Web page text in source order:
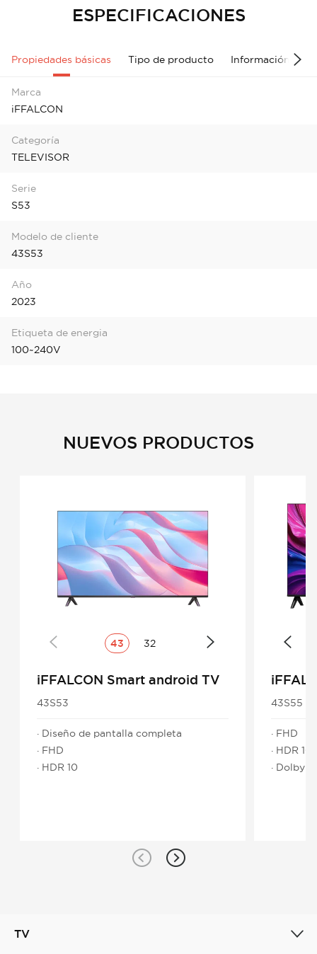
ESPECIFICACIONES
Propiedades básicas Tipo de producto Información
Marca
iFFALCON
Categoría
TELEVISOR
Serie
S53
Modelo de cliente
43S53
Año
2023
Etiqueta de energia
100~240V
NUEVOS PRODUCTOS
43 32
iFFALCON Smart android TV
43S53
· Diseño de pantalla completa
· FHD
· HDR 10
43S55
· FHD
· HDR 10
· Dolby
TV